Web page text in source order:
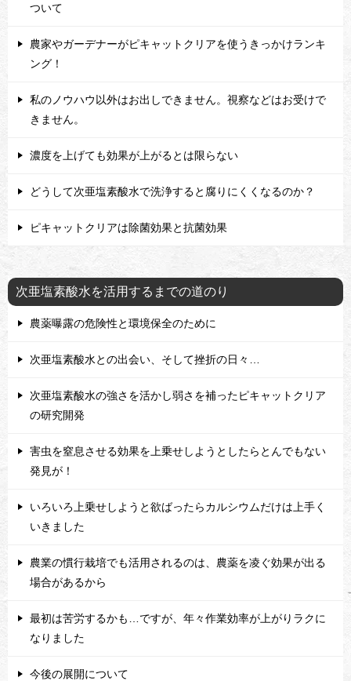
ついて
農家やガーデナーがピキャットクリアを使うきっかけランキ
ング！
私のノウハウ以外はお出しできません。視察などはお受けで
きません。
濃度を上げても効果が上がるとは限らない
どうして次亜塩素酸水で洗浄すると腐りにくくなるのか？
ピキャットクリアは除菌効果と抗菌効果
次亜塩素酸水を活用するまでの道のり
農薬曝露の危険性と環境保全のために
次亜塩素酸水との出会い、そして挫折の日々…
次亜塩素酸水の強さを活かし弱さを補ったピキャットクリア
の研究開発
害虫を窒息させる効果を上乗せしようとしたらとんでもない
発見が！
いろいろ上乗せしようと欲ばったらカルシウムだけは上手く
いきました
農業の慣行栽培でも活用されるのは、農薬を凌ぐ効果が出る
場合があるから
最初は苦労するかも…ですが、年々作業効率が上がりラクに
なりました
今後の展開について